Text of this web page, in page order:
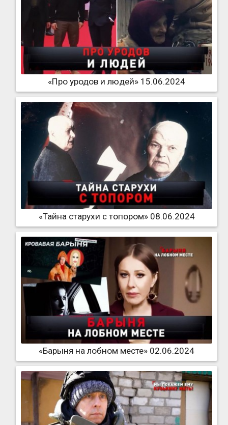
«Про уродов и людей» 15.06.2024
«Тайна старухи с топором» 08.06.2024
«Барыня на лобном месте» 02.06.2024